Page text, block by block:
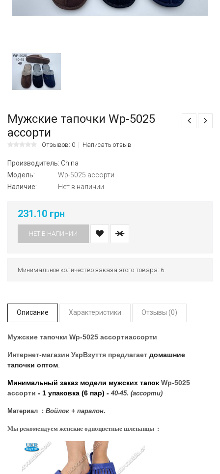
Мужские тапочки Wp-5025
ассорти
Отзывов: 0 Написать отзыв
Производитель: China
Модель:
Wp-5025 ассорти
Наличие:
Нет в наличии
231.10 грн
НЕТ В НАЛИЧИИ
Минимальное количество заказа этого товара: 6
Описание Характеристики Отзывы (0)
Мужские тапочки Wp-5025 ассортиассорти
Интернет-магазин УкрВзуття предлагает домашние
тапочки оптом
Минимальный заказ модели мужских тапок Wp-5025
ассорти - 1 упаковка (6 пар) - 40-45. (ассорти)
Материал : Войлок + паралон.
Мы рекомендуем женские одноцветные шлепанцы :